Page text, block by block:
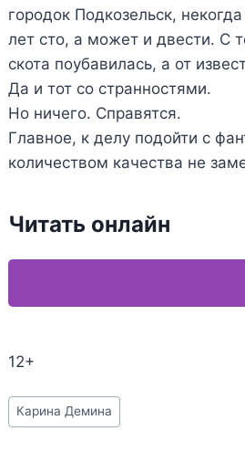
городок Подкозельск,
лет сто, а может и двести. С
скота поубавилась, а от
Да и тот со странностями.
Но ничего. Справятся.
Главное, к делу подойти с
количеством качества не
Читать онлайн
12+
Метки
записи:
Карина Демина